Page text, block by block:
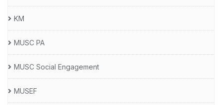
KM
MUSC PA
MUSC Social Engagement
MUSEF